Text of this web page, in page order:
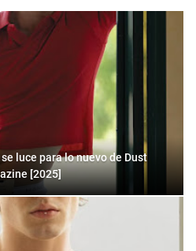
luce para lo nuevo de Dust
[2025]